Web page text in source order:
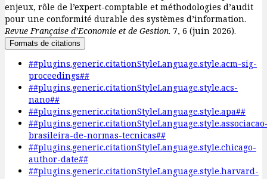
enjeux, rôle de l’expert-comptable et méthodologies d’audit
pour une conformité durable des systèmes d’information.
Revue Française d’Economie et de Gestion. 7, 6 (juin 2026).
Formats de citations
##plugins.generic.citationStyleLanguage.style.acm-sig-
proceedings##
##plugins.generic.citationStyleLanguage.style.acs-
nano##
##plugins.generic.citationStyleLanguage.style.apa##
brasileira-de-normas-tecnicas##
##plugins.generic.citationStyleLanguage.style.chicago-
author-date##
##plugins.generic.citationStyleLanguage.style.harvard-